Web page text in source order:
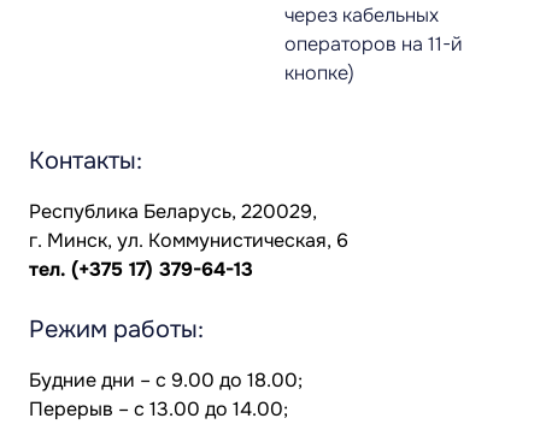
через кабельных
операторов на 11-й
кнопке)
Контакты:
Республика Беларусь, 220029,
г. Минск, ул. Коммунистическая, 6
тел. (+375 17) 379-64-13
Режим работы:
Будние дни – с 9.00 до 18.00;
Перерыв – с 13.00 до 14.00;